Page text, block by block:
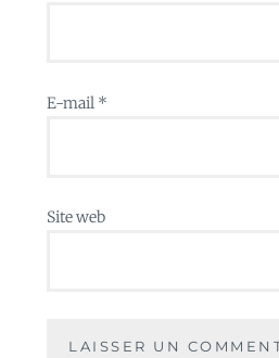
E-mail *
Site web